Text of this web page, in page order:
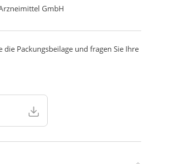
GmbH
Packungsbeilage und fragen Sie Ihre